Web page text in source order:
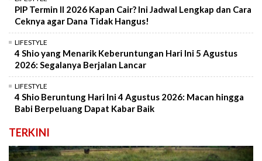
PIP Termin II 2026 Kapan Cair? Ini Jadwal Lengkap dan Cara
Ceknya agar Dana Tidak Hangus!
LIFESTYLE
4 Shio yang Menarik Keberuntungan Hari Ini 5 Agustus
2026: Segalanya Berjalan Lancar
LIFESTYLE
4 Shio Beruntung Hari Ini 4 Agustus 2026: Macan hingga
Babi Berpeluang Dapat Kabar Baik
TERKINI